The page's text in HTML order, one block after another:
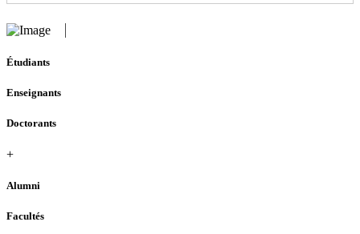
Étudiants
Enseignants
Doctorants
+
Alumni
Facultés